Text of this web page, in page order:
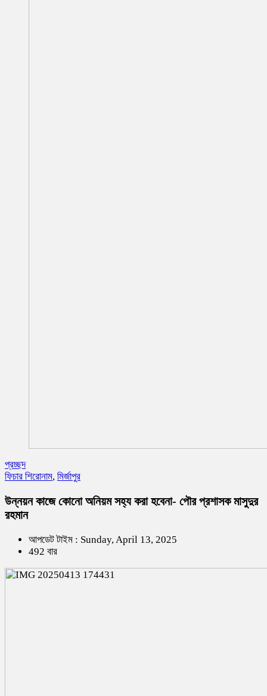
প্রচ্ছদ
ফিচার শিরোনাম, মির্জাপুর
উন্নয়ন কাজে কোনো অনিয়ম সহ্য করা হবেনা- পৌর প্রশাসক মাসুদুর
রহমান
আপডেট টাইম : Sunday, April 13, 2025
492 বার